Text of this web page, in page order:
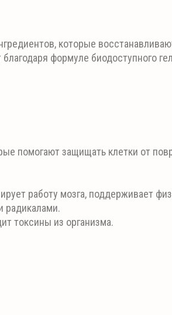
которые
формуле биодоступного
помогают защищать клетки от
работу мозга, поддерживает
радикалами.
токсины из организма.